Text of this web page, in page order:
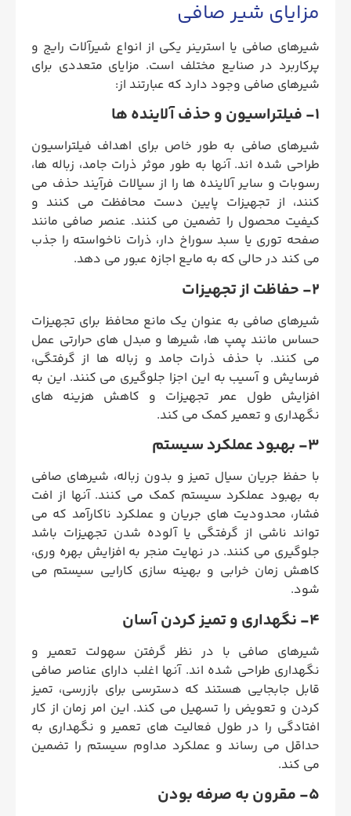
مزایای شیر صافی
شیرهای صافی یا استرینر یکی از انواع شیرآلات رایج و
پرکاربرد در صنایع مختلف است. مزایای متعددی برای
شیرهای صافی وجود دارد که عبارتند از:
1- فیلتراسیون و حذف آلاینده ها
شیرهای صافی به طور خاص برای اهداف فیلتراسیون
طراحی شده اند. آنها به طور موثر ذرات جامد، زباله ها،
رسوبات و سایر آلاینده ها را از سیالات فرآیند حذف می
کنند، از تجهیزات پایین دست محافظت می کنند و
کیفیت محصول را تضمین می کنند. عنصر صافی مانند
صفحه توری یا سبد سوراخ دار، ذرات ناخواسته را جذب
می کند در حالی که به مایع اجازه عبور می دهد.
2- حفاظت از تجهیزات
شیرهای صافی به عنوان یک مانع محافظ برای تجهیزات
حساس مانند پمپ ها، شیرها و مبدل های حرارتی عمل
می کنند. با حذف ذرات جامد و زباله ها از گرفتگی،
فرسایش و آسیب به این اجزا جلوگیری می کنند. این به
افزایش طول عمر تجهیزات و کاهش هزینه های
نگهداری و تعمیر کمک می کند.
3- بهبود عملکرد سیستم
با حفظ جریان سیال تمیز و بدون زباله، شیرهای صافی
به بهبود عملکرد سیستم کمک می کنند. آنها از افت
فشار، محدودیت های جریان و عملکرد ناکارآمد که می
تواند ناشی از گرفتگی یا آلوده شدن تجهیزات باشد
جلوگیری می کنند. در نهایت منجر به افزایش بهره وری،
کاهش زمان خرابی و بهینه سازی کارایی سیستم می
شود.
4- نگهداری و تمیز کردن آسان
شیرهای صافی با در نظر گرفتن سهولت تعمیر و
نگهداری طراحی شده اند. آنها اغلب دارای عناصر صافی
قابل جابجایی هستند که دسترسی برای بازرسی، تمیز
کردن و تعویض را تسهیل می کند. این امر زمان از کار
افتادگی را در طول فعالیت های تعمیر و نگهداری به
حداقل می رساند و عملکرد مداوم سیستم را تضمین
می کند.
5- مقرون به صرفه بودن